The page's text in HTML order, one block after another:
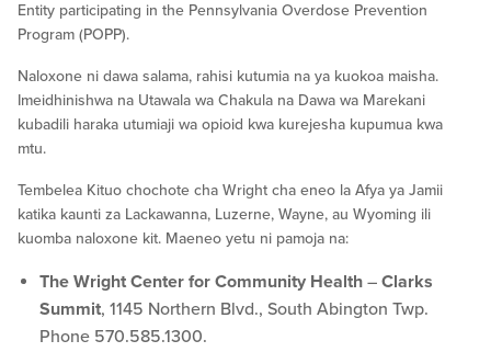
Entity participating in the Pennsylvania Overdose Prevention
Program (POPP).
Naloxone ni dawa salama, rahisi kutumia na ya kuokoa maisha.
Imeidhinishwa na Utawala wa Chakula na Dawa wa Marekani
kubadili haraka utumiaji wa opioid kwa kurejesha kupumua kwa
mtu.
Tembelea Kituo chochote cha Wright cha eneo la Afya ya Jamii
katika kaunti za Lackawanna, Luzerne, Wayne, au Wyoming ili
kuomba naloxone kit. Maeneo yetu ni pamoja na:
The Wright Center for Community Health – Clarks
Summit, 1145 Northern Blvd., South Abington Twp.
Phone 570.585.1300.